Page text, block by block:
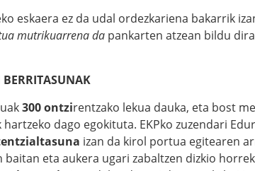
eskaera ez da udal ordezkariena bakarrik
mutrikuarrena da pankarten atzean bildu
300 ontzirentzako lekua dauka, eta bost
dago egokituta. EKPko zuzendari
izan da kirol portua egitearen
baitan eta aukera ugari zabaltzen dizkio